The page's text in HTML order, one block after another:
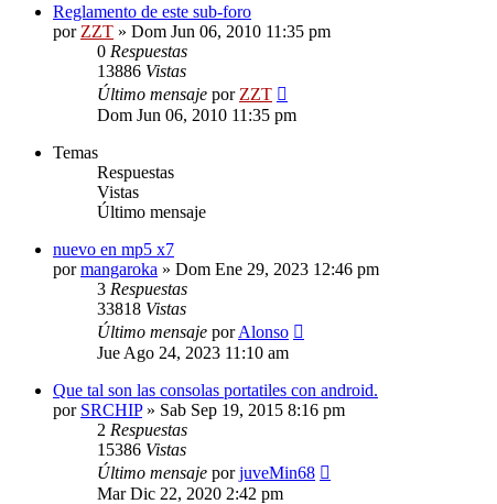
Reglamento de este sub-foro
por ZZT » Dom Jun 06, 2010 11:35 pm
0 Respuestas
13886 Vistas
Último mensaje por ZZT
Dom Jun 06, 2010 11:35 pm
Temas
Respuestas
Vistas
Último mensaje
nuevo en mp5 x7
pormangaroka » Dom Ene 29, 2023 12:46 pm
3 Respuestas
33818 Vistas
Último mensaje porAlonso
Jue Ago 24, 2023 11:10 am
Que tal son las consolas portatiles con android.
por SRCHIP» Sab Sep 19, 2015 8:16 pm
2 Respuestas
15386 Vistas
Último mensaje porjuveMin68
Mar Dic 22, 2020 2:42 pm